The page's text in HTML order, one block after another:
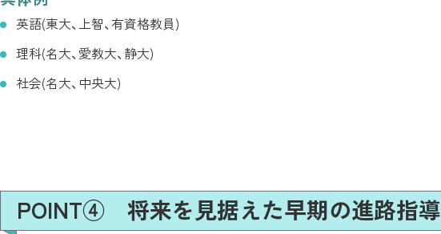
英語(東大、上智、有資格教員)
理科(名大、愛教大、静大)
社会(名大、中央大)
POINT④ 将来を見据えた早期の進路指導